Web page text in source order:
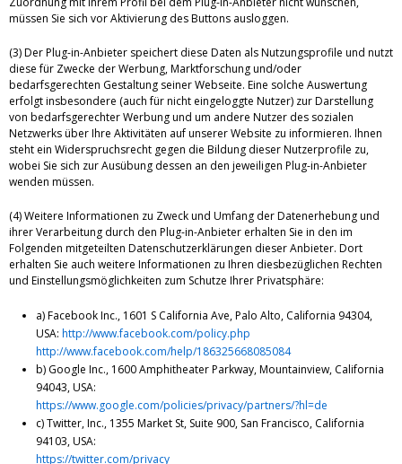
müssen Sie sich vor Aktivierung des Buttons ausloggen.
(3) Der Plug-in-Anbieter speichert diese Daten als Nutzungsprofile und nutzt
diese für Zwecke der Werbung, Marktforschung und/oder
bedarfsgerechten Gestaltung seiner Webseite. Eine solche Auswertung
erfolgt insbesondere (auch für nicht eingeloggte Nutzer) zur Darstellung
von bedarfsgerechter Werbung und um andere Nutzer des sozialen
Netzwerks über Ihre Aktivitäten auf unserer Website zu informieren. Ihnen
steht ein Widerspruchsrecht gegen die Bildung dieser Nutzerprofile zu,
wobei Sie sich zur Ausübung dessen an den jeweiligen Plug-in-Anbieter
wenden müssen.
(4) Weitere Informationen zu Zweck und Umfang der Datenerhebung und
ihrer Verarbeitung durch den Plug-in-Anbieter erhalten Sie in den im
Folgenden mitgeteilten Datenschutzerklärungen dieser Anbieter. Dort
erhalten Sie auch weitere Informationen zu Ihren diesbezüglichen Rechten
und Einstellungsmöglichkeiten zum Schutze Ihrer Privatsphäre:
a) Facebook Inc., 1601 S California Ave, Palo Alto, California 94304,
USA: http://www.facebook.com/policy.php
http://www.facebook.com/help/186325668085084
b) Google Inc., 1600 Amphitheater Parkway, Mountainview, California
94043, USA:
https://www.google.com/policies/privacy/partners/?hl=de
c) Twitter, Inc., 1355 Market St, Suite 900, San Francisco, California
94103, USA:
https://twitter.com/privacy